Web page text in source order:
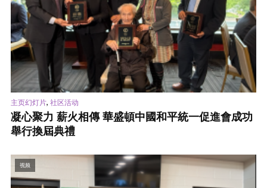
主页幻灯片, 社区活动
凝心聚力 薪火相傳 華盛頓中國和平統一促進會成功
舉行換屆典禮
视频